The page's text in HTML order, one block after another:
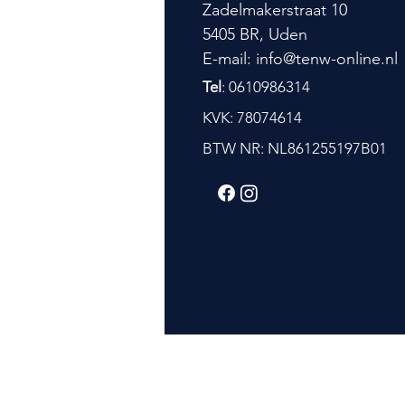
Zadelmakerstraat 10
5405 BR, Uden
E-mail: info@tenw-online.nl
Tel : 0610986314
KVK: 78074614
BTW NR: NL861255197B01